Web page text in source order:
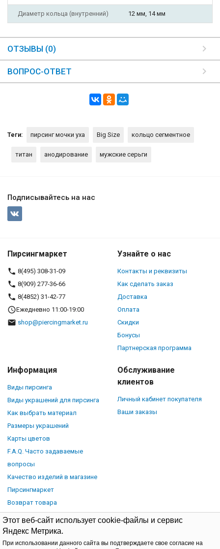
Этот веб-сайт использует cookie-файлы и сервис
Яндекс Метрика.
При использовании данного сайта вы подтверждаете свое согласие на
Диаметр кольца (внутренний) 12 мм, 14 мм
ОТЗЫВЫ (0)
ВОПРОС-ОТВЕТ
Теги: пирсинг мочки уха Big Size кольцо сегментное
титан анодирование мужские серьги
Подписывайтесь на нас
Пирсингмаркет
8(495) 308-31-09
8(909) 277-36-66
8(4852) 31-42-77
Ежедневно 11:00-19:00
shop@piercingmarket.ru
Узнайте о нас
Контакты и реквизиты
Как сделать заказ
Доставка
Оплата
Скидки
Бонусы
Партнерская программа
Информация
Виды пирсинга
Виды украшений для пирсинга
Как выбрать материал
Размеры украшений
Карты цветов
F.A.Q. Часто задаваемые
вопросы
Качество изделий в магазине
Пирсингмаркет
Возврат товара
Обслуживание
клиентов
Личный кабинет покупателя
Ваши заказы